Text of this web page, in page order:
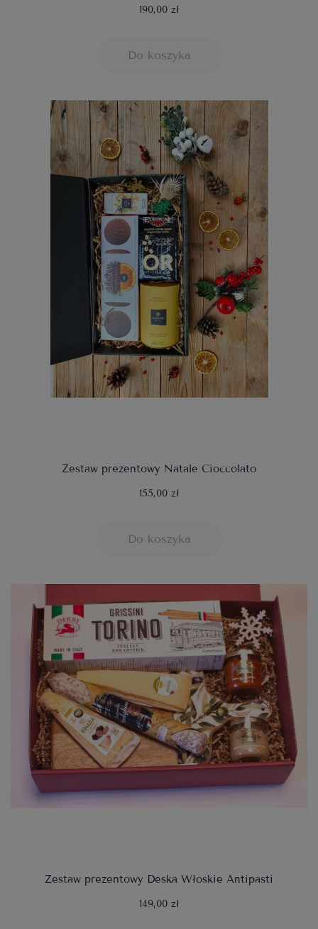
190,00 zł
Do koszyka
Zestaw prezentowy Natale Cioccolato
155,00 zł
Do koszyka
Zestaw prezentowy Deska Włoskie Antipasti
149,00 zł